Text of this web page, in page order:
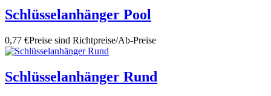
Schlüsselanhänger Pool
0,77 €Preise sind Richtpreise/Ab-Preise
Schlüsselanhänger Rund